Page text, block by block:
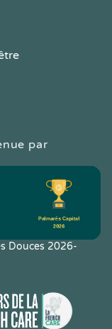
par
Douces 2026-